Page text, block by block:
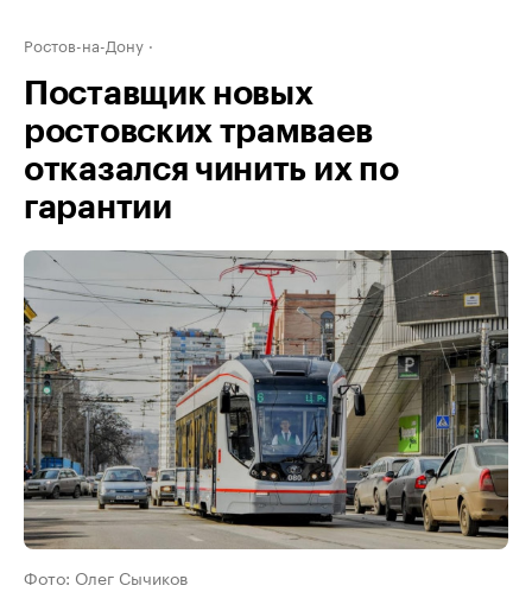
Ростов-на-Дону
Поставщик новых
ростовских трамваев
отказался чинить их по
гарантии
Фото: Олег Сычиков